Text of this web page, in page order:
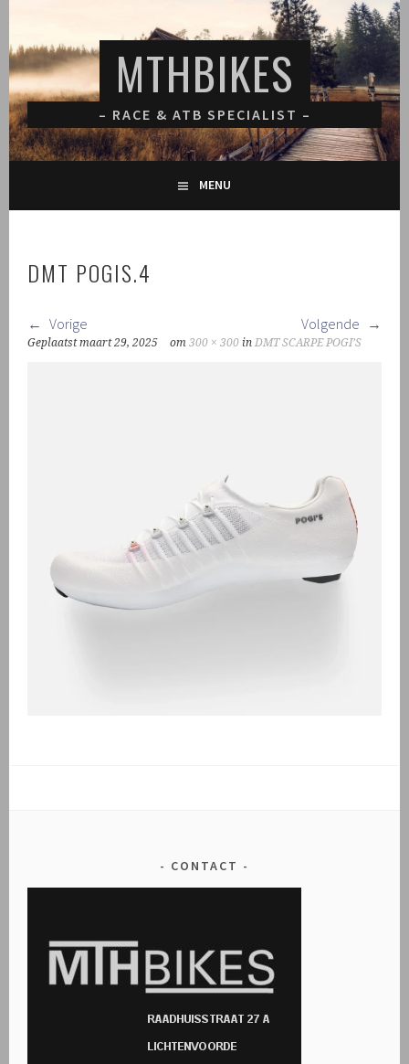
inhoud
MTHBIKES
– RACE & ATB SPECIALIST –
MENU
DMT POGIS.4
Vorige Volgende
Geplaatstmaart 29, 2025 om300 × 300 inDMT SCARPE POGI’S
CONTACT